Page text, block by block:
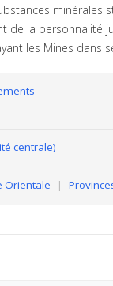
minérales
de la
les Mines dans
centrale)
Orientale |